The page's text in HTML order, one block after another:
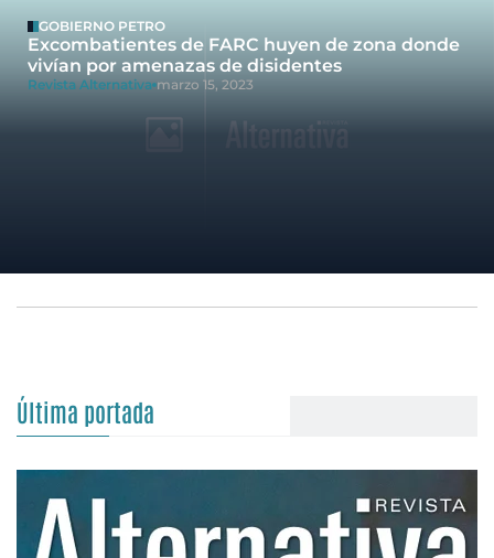
GOBIERNO PETRO
Excombatientes de FARC huyen de zona donde
vivían por amenazas de disidentes
Revista Alternativa marzo 15, 2023
Última portada